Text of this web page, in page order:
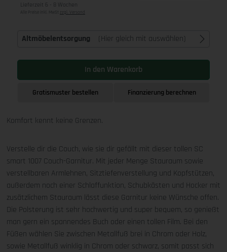
Lieferzeit 6 - 8 Wochen
Alle Preise inkl. MwSt zzgl. Versand
Altmöbelentsorgung (Hier gleich mit auswählen)
In den Warenkorb
Gratismuster bestellen Finanzierung berechnen
Komfort kennt keine Grenzen.
Verstelle dir die Couch, wie sie dir gefällt mit dieser tollen SC
smart 1007 Couch-Garnitur. Mit jeder Menge Stauraum sowie
verstellbaren Armlehnen, Sitztiefenverstellung und Kopfstützen,
außerdem noch einer Schlaffunktion, Schubkästen und Hocker mit
zusätzlichem Stauraum lässt diese Garnitur keine Wünsche offen.
Die Polsterung ist sehr hochwertig und super bequem, so genießt
man gern ein spannendes Buch oder einen tollen Film. Bei den
Füßen wählen Sie zwischen Metallfuß brei in Chrom oder Holz,
sowie Metallfuß winklig in Chrom oder schwarz, somit passt sich